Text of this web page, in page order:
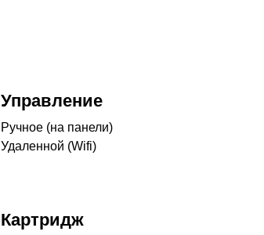
Управление
Ручное (на панели)
Удаленной (Wifi)
Картридж